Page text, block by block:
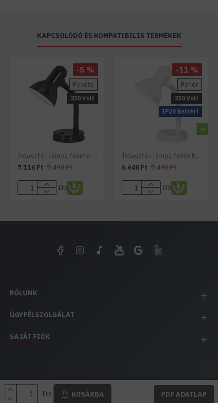
Db KOSÁRBA PDF ADATLAP
KAPCSOLÓDÓ ÉS KOMPATIBILIS TERMÉKEK
Fekete
230 Volt
-5 %
Íróasztali lámpa fekete Basic
7.116 Ft 7.490 Ft
Db
IP20 Beltéri
Fehér
230 Volt
-11 %
Íróasztali lámpa fehér Basic
6.648 Ft 7.490 Ft
Db
RÓLUNK
ÜGYFÉLSZOLGÁLAT
SAJÁT FIÓK
EH IMPEX / Copyright © 1991-2025 Energia Háza